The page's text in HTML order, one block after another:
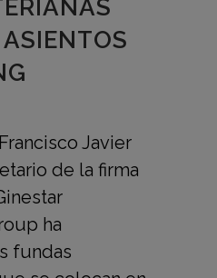
Javier
de la firma
ha
fundas